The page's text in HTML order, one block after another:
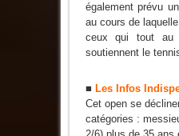
également prévu
au cours de
ceux qui tout au
soutiennent le
■ Les Infos
Cet open se
catégories :